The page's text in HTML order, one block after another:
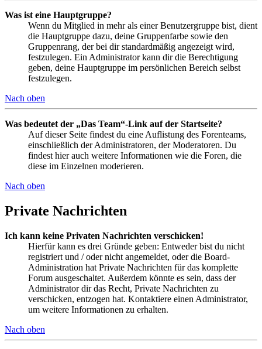
Was ist eine Hauptgruppe?
Wenn du Mitglied in mehr als einer Benutzergruppe bist, dient
die Hauptgruppe dazu, deine Gruppenfarbe sowie den
Gruppenrang, der bei dir standardmäßig angezeigt wird,
festzulegen. Ein Administrator kann dir die Berechtigung
geben, deine Hauptgruppe im persönlichen Bereich selbst
festzulegen.
Nach oben
Was bedeutet der „Das Team“-Link auf der Startseite?
Auf dieser Seite findest du eine Auflistung des Forenteams,
einschließlich der Administratoren, der Moderatoren. Du
findest hier auch weitere Informationen wie die Foren, die
diese im Einzelnen moderieren.
Nach oben
Private Nachrichten
Ich kann keine Privaten Nachrichten verschicken!
Hierfür kann es drei Gründe geben: Entweder bist du nicht
registriert und / oder nicht angemeldet, oder die Board-
Administration hat Private Nachrichten für das komplette
Forum ausgeschaltet. Außerdem könnte es sein, dass der
Administrator dir das Recht, Private Nachrichten zu
verschicken, entzogen hat. Kontaktiere einen Administrator,
um weitere Informationen zu erhalten.
Nach oben